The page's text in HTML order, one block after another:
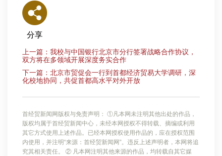
分享
上一篇：我校与中国银行北京市分行签署战略合作协议，
双方将在多领域开展深度务实合作
下一篇：北京市贸促会一行到首都经济贸易大学调研，深
化校地协同，共促首都高水平对外开放
首经贸新闻网版权与免责声明： ①凡本网未注明其他出处的作品，
版权均属于首经贸新闻中心，未经本网授权不得转载、摘编或利用
其它方式使用上述作品。已经本网授权使用作品的，应在授权范围
内使用，并注明“来源：首经贸新闻网”。违反上述声明者，本网将追
究其相关责任。 ② 凡本网注明其他来源的作品，均转载自其它媒